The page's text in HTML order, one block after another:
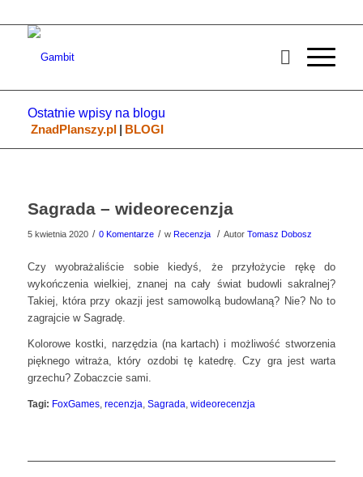
Ostatnie wpisy na blogu
ZnadPlanszy.pl | BLOGI
Sagrada – wideorecenzja
5 kwietnia 2020 / 0 Komentarze / w Recenzja / Autor Tomasz Dobosz
Czy wyobrażaliście sobie kiedyś, że przyłożycie rękę do
wykończenia wielkiej, znanej na cały świat budowli sakralnej?
Takiej, która przy okazji jest samowolką budowlaną? Nie? No to
zagrajcie w Sagradę.
Kolorowe kostki, narzędzia (na kartach) i możliwość stworzenia
pięknego witraża, który ozdobi tę katedrę. Czy gra jest warta
grzechu? Zobaczcie sami.
Tagi: FoxGames, recenzja Sagrada wideorecenzja